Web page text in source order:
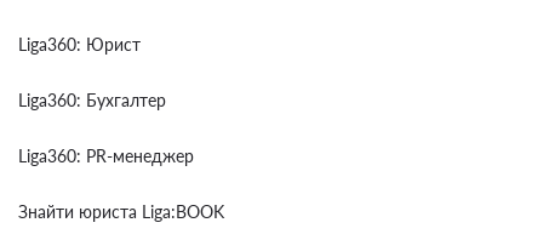
Liga360: Юрист
Liga360: Бухгалтер
Liga360: PR-менеджер
Знайти юриста Liga:BOOK